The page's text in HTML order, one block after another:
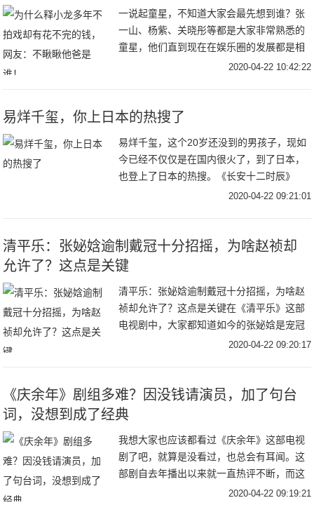
一说起童星，不知道大家会最先想到谁？张
一山、杨紫、关晓彤等都是大家非常熟悉的
童星，他们直到现在在娱乐圈的发展都是相
当不错的，但今天小编要给大家介绍的童星
2020-04-22 10:42:22
易烊千玺，你上日本的热搜了
易烊千玺，这个20岁还没到的男孩子，现如
今已经不仅仅是在国内很火了，到了日本，
也登上了日本的热搜。《长安十二时辰》
中，易烊千玺饰演小狐狸李必，现如今《长
2020-04-22 09:21:01
清平乐：张妼娢逾制戴冠十分招摇，为啥赵祯却
允许了？这点是关键
清平乐：张妼娢逾制戴冠十分招摇，为啥赵
祯却允许了？这点是关键在《清平乐》这部
电视剧中，大家都知道如今的张妼娢是宠冠
六宫，是所有人都攀附的对象。而张妼娢更
2020-04-22 09:20:17
《庆余年》剧组多难？因没钱请演员，加了句台
词，没想到成了经典
我想大家也应该都看过《庆余年》这部电视
剧了吧，就算是没看过，也总会有耳闻。这
部剧自去年播出以来就一直热评不断，而这
部剧也同时带火了很多演员，像饰演王启年
2020-04-22 09:19:21